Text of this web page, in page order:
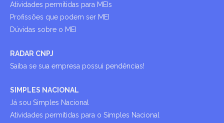
Atividades permitidas para MEIs
Profissões que podem ser MEI
Dúvidas sobre o MEI
RADAR CNPJ
Saiba se sua empresa possui pendências!
SIMPLES NACIONAL
Já sou Simples Nacional
Atividades permitidas para o Simples Nacional